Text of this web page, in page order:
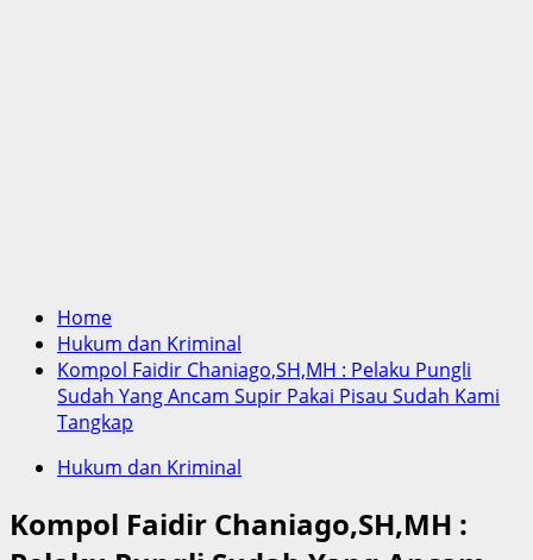
Home
Hukum dan Kriminal
Kompol Faidir Chaniago,SH,MH : Pelaku Pungli
Sudah Yang Ancam Supir Pakai Pisau Sudah Kami
Tangkap
Hukum dan Kriminal
Kompol Faidir Chaniago,SH,MH :